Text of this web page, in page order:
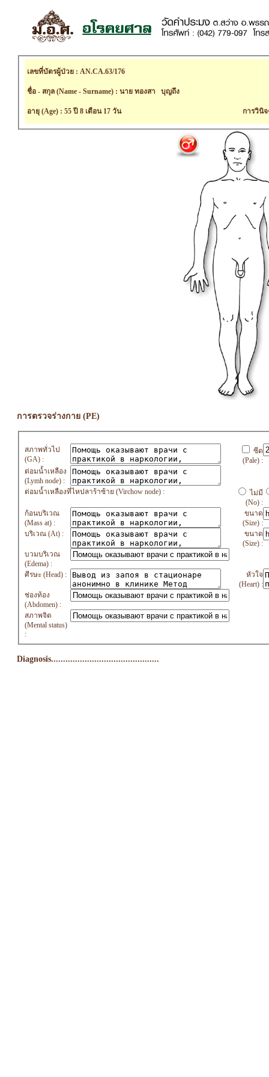
เลขที่บัตรผู้ป่วย : AN.CA.63/176
ชื่อ - สกุล (Name - Surname) : นาย ทองสา บุญถึง
อายุ (Age) : 55 ปี 8 เดือน 17 วัน การวินิ
การตรวจร่างกาย (PE)
สภาพทั่วไป
(GA) :
ซีด
(Pale) :
ต่อมน้ำเหลือง
(Lymh node) :
ต่อมน้ำเหลืองที่ไหปลาร้าซ้าย (Virchow node) :
ไม่มี
(No) :
ก้อนบริเวณ
(Mass at) :
ขนาด
(Size) :
บริเวณ (At) :
ขนาด
(Size) :
บวมบริเวณ
(Edema) :
ศีรษะ (Head) :
หัวใจ
(Heart) :
ช่องท้อง
(Abdomen) :
สภาพจิต
(Mental status)
:
Diagnosis.............................................